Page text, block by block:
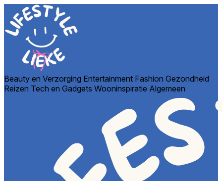
Beauty en Verzorging Entertainment Fashion Gezondheid
Reizen Tech en Gadgets Wooninspiratie Algemeen